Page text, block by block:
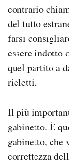
contrario
del tutto
farsi
essere indotto
quel partito a
rieletti.
Il più
gabinetto. È
gabinetto, che
correttezza